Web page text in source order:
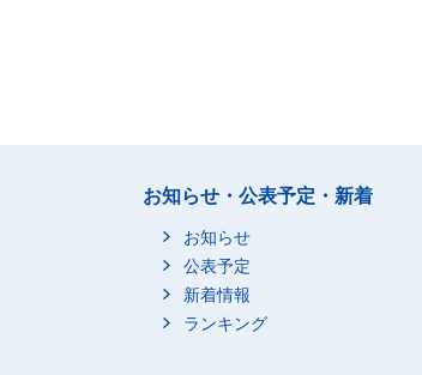
お知らせ・公表予定・新着
お知らせ
公表予定
新着情報
ランキング